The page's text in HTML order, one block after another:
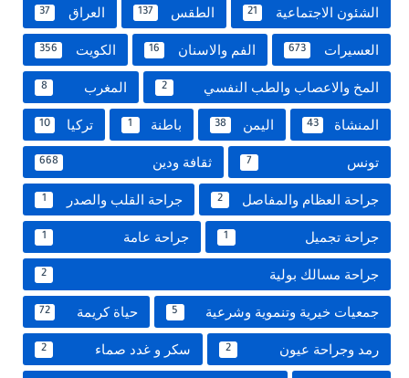
الشئون الاجتماعية 21 الطقس 137 العراق 37
العسيرات 673 الفم والاسنان 16 الكويت 356
المخ والاعصاب والطب النفسي 2 المغرب 8
المنشاة 43 اليمن 38 باطنة 1 تركيا 10
تونس 7 ثقافة ودين 668
جراحة العظام والمفاصل 2 جراحة القلب والصدر 1
جراحة تجميل 1 جراحة عامة 1
جراحة مسالك بولية 2
جمعيات خيرية وتنموية وشرعية 5 حياة كريمة 72
رمد وجراحة عيون 2 سكر و غدد صماء 2